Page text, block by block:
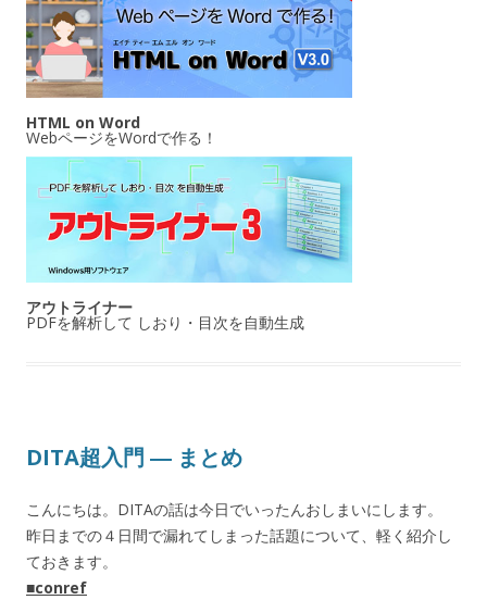
HTML on Word
WebページをWordで作る！
アウトライナー
PDFを解析して しおり・目次を自動生成
DITA超入門 ― まとめ
こんにちは。DITAの話は今日でいったんおしまいにします。
昨日までの４日間で漏れてしまった話題について、軽く紹介し
ておきます。
■conref